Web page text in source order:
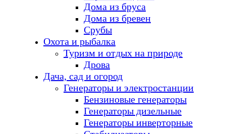
Дома из бруса
Дома из бревен
Срубы
Охота и рыбалка
Туризм и отдых на природе
Дрова
Дача, сад и огород
Генераторы и электростанции
Бензиновые генераторы
Генераторы дизельные
Генераторы инверторные